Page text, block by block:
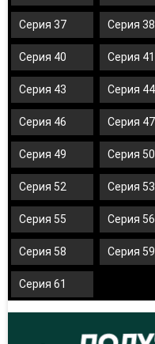
Серия 37 Серия 38
Серия 40 Серия 41
Серия 43 Серия 44
Серия 46 Серия 47
Серия 49 Серия 50
Серия 52 Серия 53
Серия 55 Серия 56
Серия 58 Серия 59
Серия 61